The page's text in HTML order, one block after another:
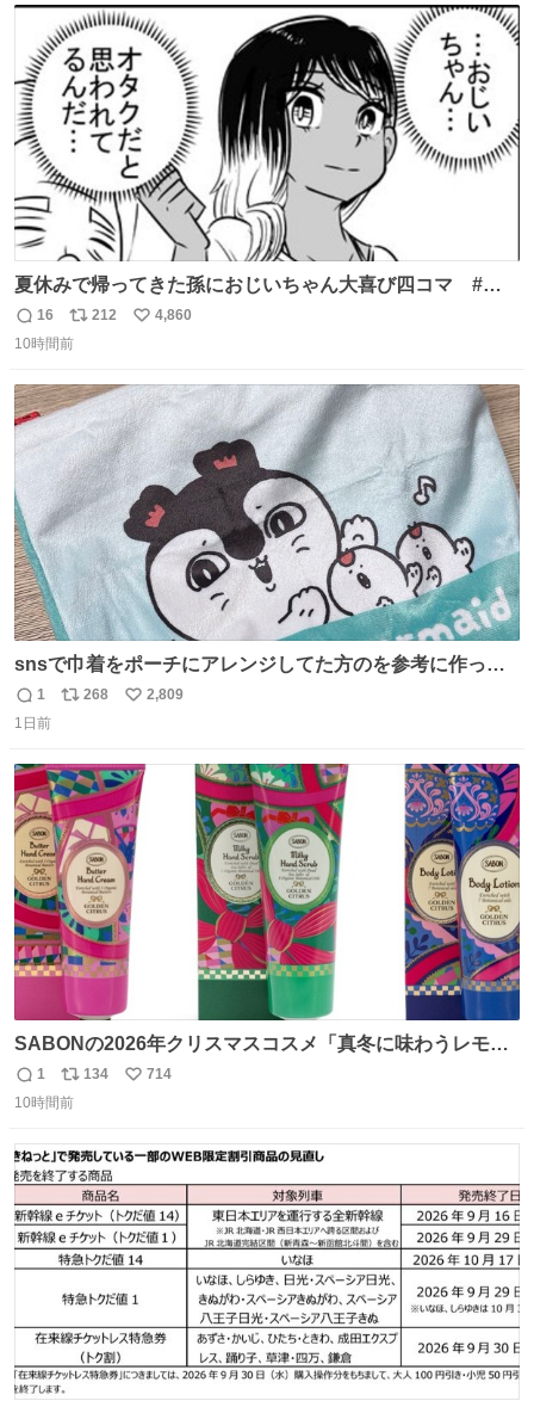
ト
数
数
夏休みで帰ってきた孫におじいちゃん大喜び四コマ #四
コマ漫画 #Web漫画 #漫画が読めるハッシュタグ
返
信
16
リ
ポ
ト
数
212
い
数
4,860
10時間前
snsで巾着をポーチにアレンジしてた方のを参考に作って
みました🧵 裁縫は得意でないので、ザクザクの目測で縫い
ましたので悪しからず🙏🏻 裏地は人魚のウロコ風な柄にし
に入り⭐️
返
信
1
リ
ト
数
268
い
数
2,809
1日前
SABONの2026年クリスマスコスメ「真冬に味わうレモン
ティーの香り」限定ボディスクラブ＆バスオイルなど -
fashion-press.net/news/149659
返
信
1
リ
ポ
ト
数
134
い
数
714
10時間前